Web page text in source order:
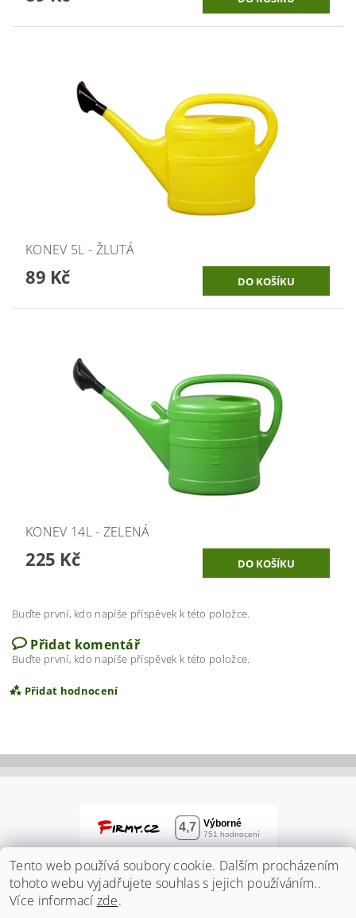
KONEV 5L - ŽLUTÁ
89 Kč
KONEV 14L - ZELENÁ
225 Kč
Buďte první, kdo napíše příspěvek k této položce.
Přidat komentář
Buďte první, kdo napíše příspěvek k této položce.
Přidat hodnocení
Tento web používá soubory cookie. Dalším procházením
tohoto webu vyjadřujete souhlas s jejich používáním..
Více informací zde.